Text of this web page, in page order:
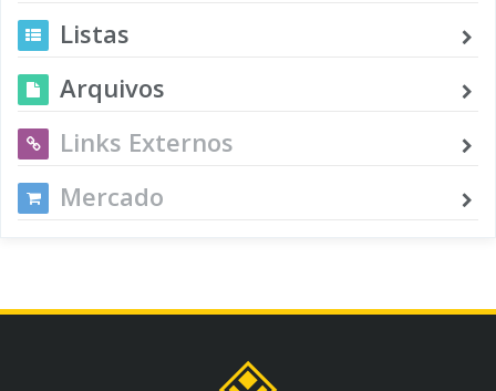
Listas
Arquivos
Links Externos
Mercado